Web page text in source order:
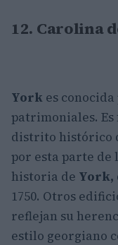
12. Carolina
York es
patrimoniales.
distrito histórico
por esta parte
historia de York,
1750. Otros
reflejan su
estilo georgiano